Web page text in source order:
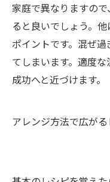
家庭で異なりますの
ると良いでしょう。
ポイントです。混ぜ
てしまいます。適度
成功へと近づけます。
アレンジ方法で広が